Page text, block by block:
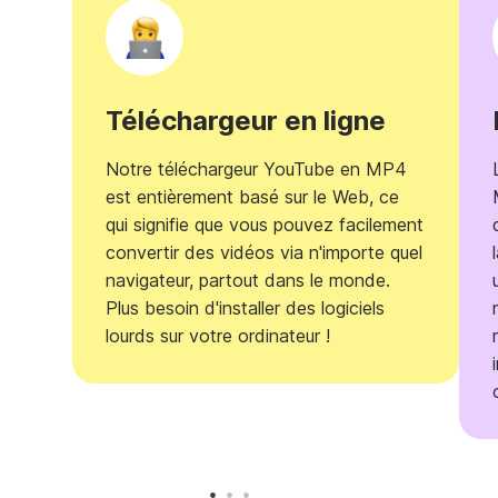
Téléchargeur en ligne
Notre téléchargeur YouTube en MP4
est entièrement basé sur le Web, ce
qui signifie que vous pouvez facilement
convertir des vidéos via n'importe quel
navigateur, partout dans le monde.
Plus besoin d'installer des logiciels
lourds sur votre ordinateur !